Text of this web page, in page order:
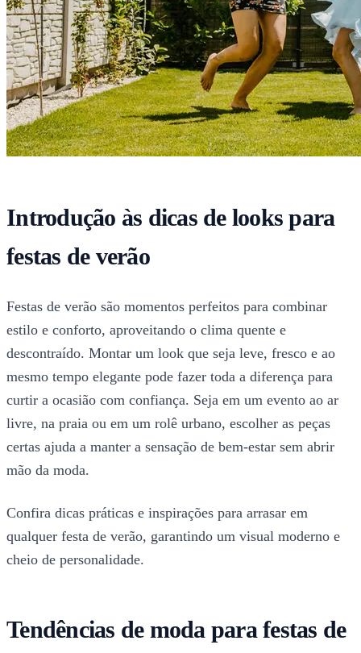
Introdução às dicas de looks para
festas de verão
Festas de verão são momentos perfeitos para combinar
estilo e conforto, aproveitando o clima quente e
descontraído. Montar um look que seja leve, fresco e ao
mesmo tempo elegante pode fazer toda a diferença para
curtir a ocasião com confiança. Seja em um evento ao ar
livre, na praia ou em um rolê urbano, escolher as peças
certas ajuda a manter a sensação de bem-estar sem abrir
mão da moda.
Confira dicas práticas e inspirações para arrasar em
qualquer festa de verão, garantindo um visual moderno e
cheio de personalidade.
Tendências de moda para festas de